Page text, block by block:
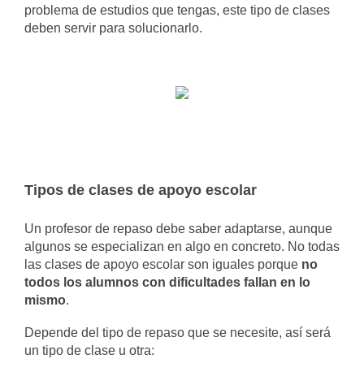
problema de estudios que tengas, este tipo de clases
deben servir para solucionarlo.
Tipos de clases de apoyo escolar
Un profesor de repaso debe saber adaptarse, aunque
algunos se especializan en algo en concreto. No todas
las clases de apoyo escolar son iguales porque no
todos los alumnos con dificultades fallan en lo
mismo.
Depende del tipo de repaso que se necesite, así será
un tipo de clase u otra: